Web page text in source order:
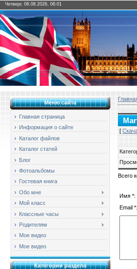
Четверг, 06.08.2026, 06:01
Меню сайта
Главная страница
Информация о сайте
Каталог файлов
Каталог статей
Блог
Фотоальбомы
Гостевая книга
Обо мне
Мой класс
Классные часы
Родителям
Мое видео
Мое видео
Категории раздела
[
Всего
Имя *:
Email *: